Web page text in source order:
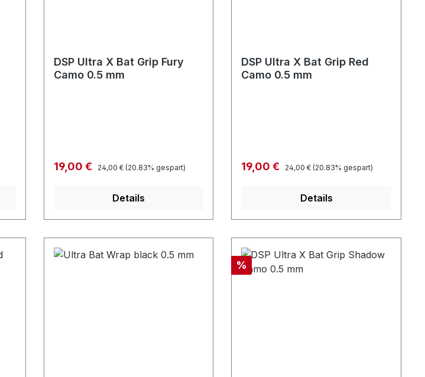
DSP Ultra X Bat Grip Fury
Camo 0.5 mm
Verkaufspreis:
19,00 € Regulärer Preis:
24,00 € (20.83% gespart)
Details
DSP Ultra X Bat Grip Red
Camo 0.5 mm
Verkaufspreis:
19,00 € Regulärer Preis:
24,00 € (20.83% gespart)
Details
Rabatt
%